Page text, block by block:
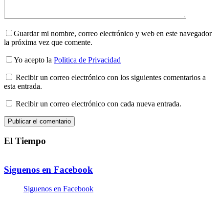
Guardar mi nombre, correo electrónico y web en este navegador
la próxima vez que comente.
Yo acepto la Politica de Privacidad
Recibir un correo electrónico con los siguientes comentarios a
esta entrada.
Recibir un correo electrónico con cada nueva entrada.
Publicar el comentario
El Tiempo
Siguenos en Facebook
Siguenos en Facebook